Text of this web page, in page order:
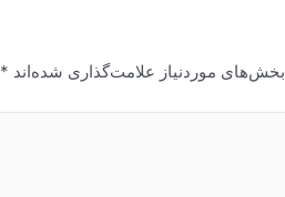
بخش‌های موردنیاز علامت‌گذاری شده‌اند *